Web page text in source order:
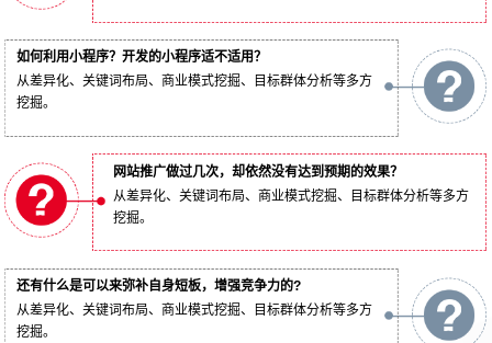
如何利用小程序？开发的小程序适不适用？
从差异化、关键词布局、商业模式挖掘、目标群体分析等多方
挖掘。
网站推广做过几次，却依然没有达到预期的效果？
从差异化、关键词布局、商业模式挖掘、目标群体分析等多方
挖掘。
还有什么是可以来弥补自身短板，增强竞争力的?
从差异化、关键词布局、商业模式挖掘、目标群体分析等多方
挖掘。